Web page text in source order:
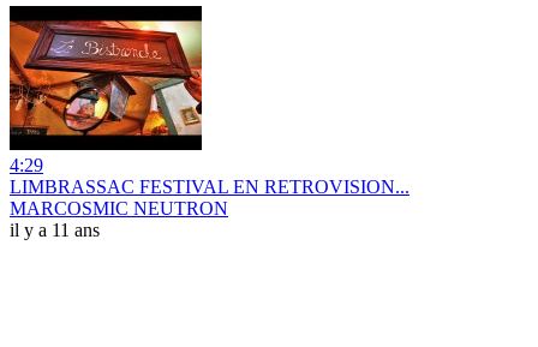
4:29
LIMBRASSAC FESTIVAL EN RETROVISION...
MARCOSMIC NEUTRON
il y a 11 ans